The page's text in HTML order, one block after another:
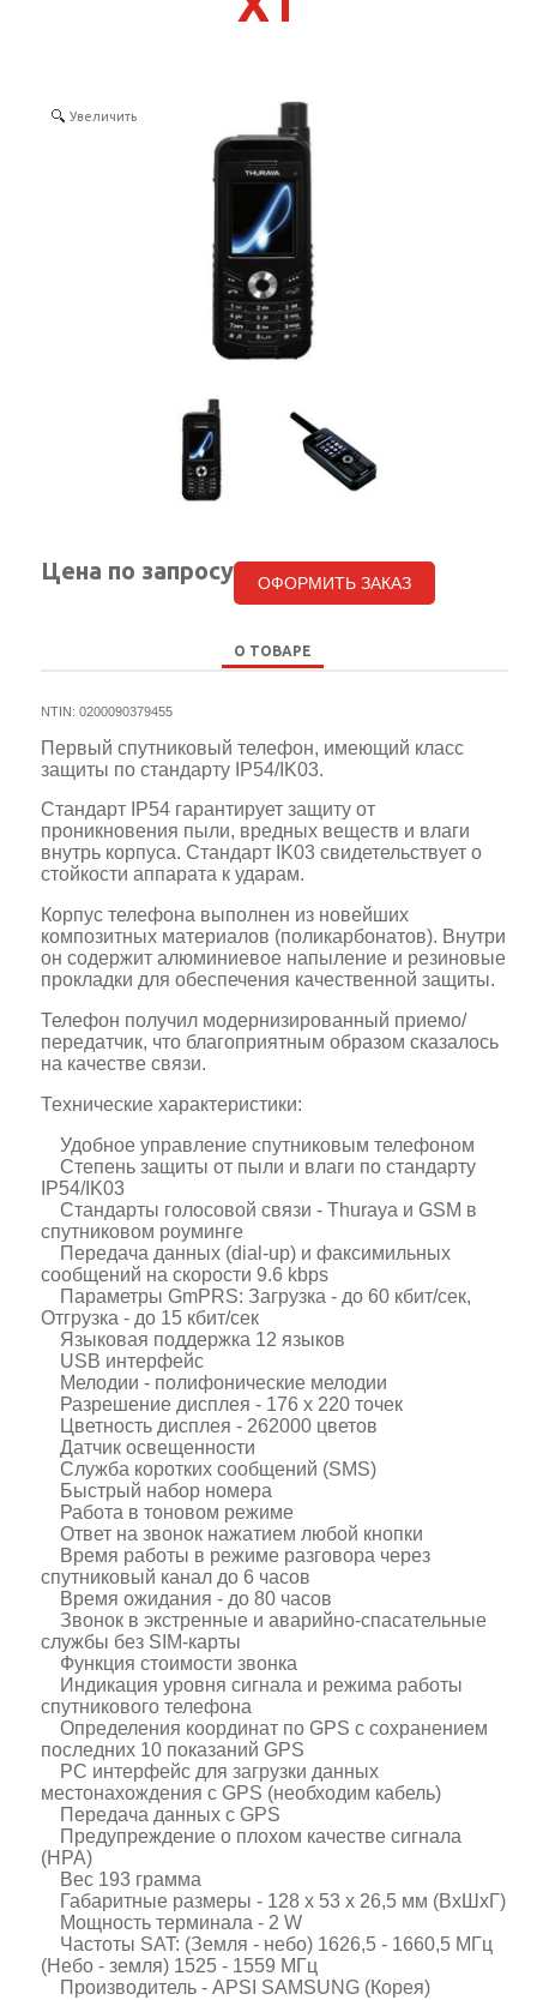
КОНТАКТЫ
Увеличить
Цена по запросу ОФОРМИТЬ ЗАКАЗ
О ТОВАРЕ
NTIN: 0200090379455
Первый спутниковый телефон, имеющий класс
защиты по стандарту IP54/IK03.
Стандарт IP54 гарантирует защиту от
проникновения пыли, вредных веществ и влаги
внутрь корпуса. Стандарт IK03 свидетельствует о
стойкости аппарата к ударам.
Корпус телефона выполнен из новейших
композитных материалов (поликарбонатов). Внутри
он содержит алюминиевое напыление и резиновые
прокладки для обеспечения качественной защиты.
Телефон получил модернизированный приемо/
передатчик, что благоприятным образом сказалось
на качестве связи.
Технические характеристики:
Удобное управление спутниковым телефоном
Степень защиты от пыли и влаги по стандарту
IP54/IK03
Стандарты голосовой связи - Thuraya и GSM в
спутниковом роуминге
Передача данных (dial-up) и факсимильных
сообщений на скорости 9.6 kbps
Параметры GmPRS: Загрузка - до 60 кбит/сек,
Отгрузка - до 15 кбит/сек
Языковая поддержка 12 языков
USB интерфейс
Мелодии - полифонические мелодии
Разрешение дисплея - 176 х 220 точек
Цветность дисплея - 262000 цветов
Датчик освещенности
Служба коротких сообщений (SMS)
Быстрый набор номера
Работа в тоновом режиме
Ответ на звонок нажатием любой кнопки
Время работы в режиме разговора через
спутниковый канал до 6 часов
Время ожидания - до 80 часов
Звонок в экстренные и аварийно-спасательные
службы без SIM-карты
Функция стоимости звонка
Индикация уровня сигнала и режима работы
спутникового телефона
Определения координат по GPS с сохранением
последних 10 показаний GPS
PC интерфейс для загрузки данных
местонахождения с GPS (необходим кабель)
Передача данных с GPS
Предупреждение о плохом качестве сигнала
(HPA)
Bес 193 грамма
Габаритные размеры - 128 x 53 x 26,5 мм (ВхШхГ)
Мощность терминала - 2 W
Частоты SAT: (Земля - небо) 1626,5 - 1660,5 МГц
(Небо - земля) 1525 - 1559 МГц
Производитель - APSI SAMSUNG (Корея)